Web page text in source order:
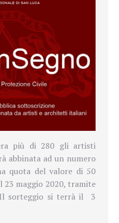
più di 280 gli artisti
abbinata ad un numero
quota del valore di 50
23 maggio 2020, tramite
Il sorteggio si terrà il 3